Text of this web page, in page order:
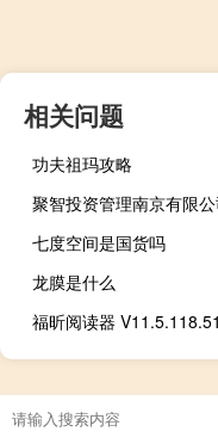
相关问题
功夫祖玛攻略
七度空间是国货吗
龙膜是什么